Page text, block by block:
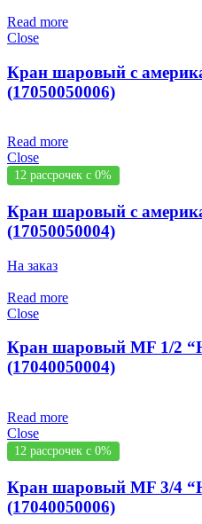
Read more
Close
Кран шаровый с
(17050050006)
Read more
Close
12 рассрочек с 0%
Кран шаровый с
(17050050004)
На заказ
Read more
Close
Кран шаровый MF 1/2
(17040050004)
Read more
Close
12 рассрочек с 0%
Кран шаровый MF 3/4
(17040050006)